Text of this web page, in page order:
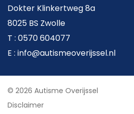
Dokter Klinkertweg 8a
8025 BS Zwolle
T : 0570 604077
E : info@autismeoverijssel.nl
© 2026 Autisme Overijssel
Disclaimer